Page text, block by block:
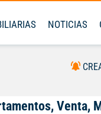
NOTICIAS
Venta,